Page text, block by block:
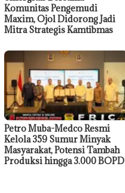
Komunitas Pengemudi
Maxim, Ojol Didorong Jadi
Mitra Strategis Kamtibmas
Petro Muba-Medco Resmi
Kelola 359 Sumur Minyak
Masyarakat, Potensi Tambah
Produksi hingga 3.000 BOPD